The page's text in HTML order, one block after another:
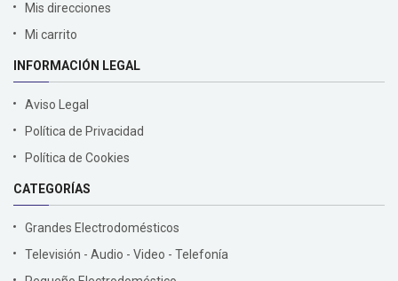
Mis direcciones
Mi carrito
INFORMACIÓN LEGAL
Aviso Legal
Política de Privacidad
Política de Cookies
CATEGORÍAS
Grandes Electrodomésticos
Televisión - Audio - Video - Telefonía